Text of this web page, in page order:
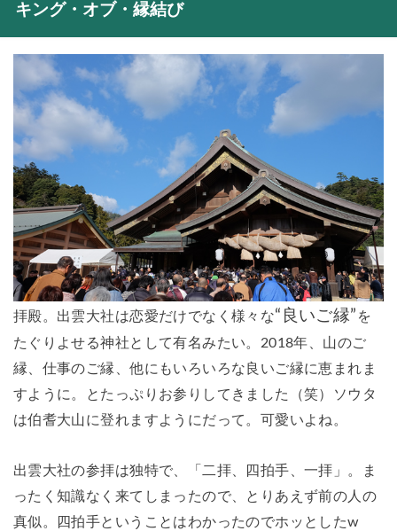
キング・オブ・縁結び
拝殿。出雲大社は恋愛だけでなく様々な“ 良いご縁” を
たぐりよせる神社として有名みたい。2018年、山のご
縁、仕事のご縁、他にもいろいろな良いご縁に恵まれま
すように。とたっぷりお参りしてきました（笑）ソウタ
は伯耆大山に登れますようにだって。可愛いよね。
出雲大社の参拝は独特で、「二拝、四拍手、一拝」。ま
ったく知識なく来てしまったので、とりあえず前の人の
真似。四拍手ということはわかったのでホッとしたw